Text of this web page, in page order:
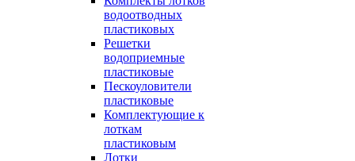
водоотводных
пластиковых
Решетки
водоприемные
пластиковые
Пескоуловители
пластиковые
Комплектующие к
лоткам
пластиковым
Лотки